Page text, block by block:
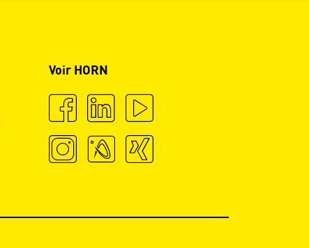
Voir HORN